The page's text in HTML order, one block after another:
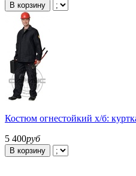
В корзину
Костюм огнестойкий х/б:
5 400руб
В корзину